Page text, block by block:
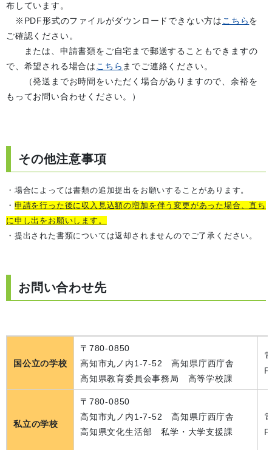
布しています。
※PDF形式のファイルがダウンロードできない方は こちら を
ご確認ください。
または、申請書類をご自宅まで郵送することもできますの
で、希望される場合は こちら までご連絡ください。
（発送までお時間をいただく場合がありますので、余裕を
もってお問い合わせください。）
その他注意事項
・場合によっては書類の追加提出をお願いすることがあります。
・ 申請を行った後に収入見込額の増加を伴う変更があった場合、直ち
に申し出をお願いします。
・提出された書類については返却されませんのでご了承ください。
お問い合わせ先
国公立の学校
〒780-0850
高知市丸ノ内1-7-52 高知県庁西庁舎
高知県教育委員会事務局 高等学校課
私立の学校
〒780-0850
高知市丸ノ内1-7-52 高知県庁西庁舎
高知県文化生活部 私学・大学支援課